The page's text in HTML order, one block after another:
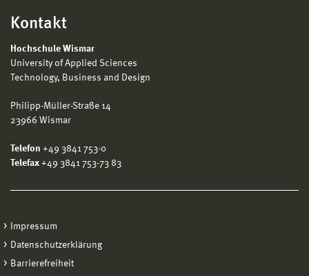
Kontakt
Hochschule Wismar
University of Applied Sciences
Technology, Business and Design
Philipp-Müller-Straße 14
23966 Wismar
Telefon +49 3841 753-0
Telefax +49 3841 753-73 83
Impressum
Datenschutzerklärung
Barrierefreiheit